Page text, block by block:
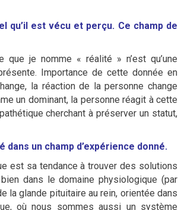
qu’il est vécu et perçu. Ce champ de
je nomme « réalité » n’est qu’une
Importance de cette donnée en
la réaction de la personne change
un dominant, la personne réagit à cette
cherchant à préserver un statut,
un champ d’expérience donné.
est sa tendance à trouver des solutions
dans le domaine physiologique (par
la glande pituitaire au rein, orientée dans
où nous sommes aussi un système